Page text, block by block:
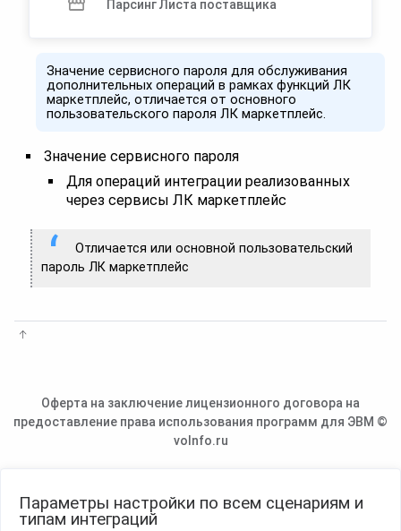
Парсинг Листа поставщика
Значение сервисного пароля для обслуживания
дополнительных операций в рамках функций ЛК
маркетплейс, отличается от основного
пользовательского пароля ЛК маркетплейс.
Значение сервисного пароля
Для операций интеграции реализованных
через сервисы ЛК маркетплейс
Отличается или основной пользовательский
пароль ЛК маркетплейс
Оферта на заключение лицензионного договора на
предоставление права использования программ для ЭВМ ©
voInfo.ru
Параметры настройки по всем сценариям и
типам интеграций